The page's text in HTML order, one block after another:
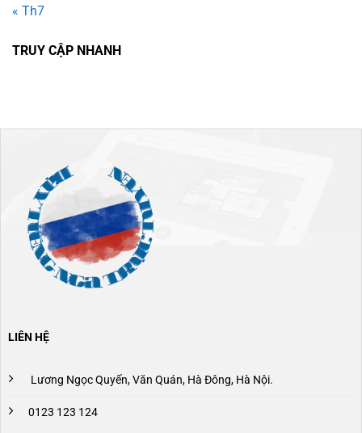
« Th7
TRUY CẬP NHANH
LIÊN HỆ
Lương Ngọc Quyến, Văn Quán, Hà Đông, Hà Nội.
0123 123 124